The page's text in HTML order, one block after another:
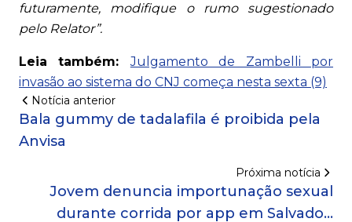
futuramente, modifique o rumo sugestionado
pelo Relator”.
Leia também:Julgamento de Zambelli por
invasão ao sistema do CNJ começa nesta sexta (9)
Notícia anterior
Bala gummy de tadalafila é proibida pela
Anvisa
Próxima notícia
Jovem denuncia importunação sexual
durante corrida por app em Salvador;